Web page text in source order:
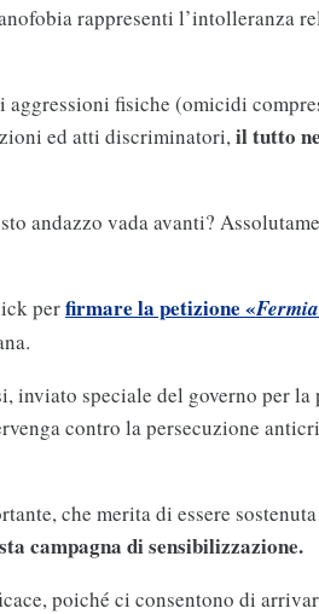
rappresenti l’intolleranza
aggressioni fisiche (omicidi
ed atti discriminatori,il tutto
andazzo vada avanti?
perfirmare la petizione «
inviato speciale del governo per
contro la persecuzione
che merita di essere
campagna di sensibilizzazione.
poiché ci consentono di